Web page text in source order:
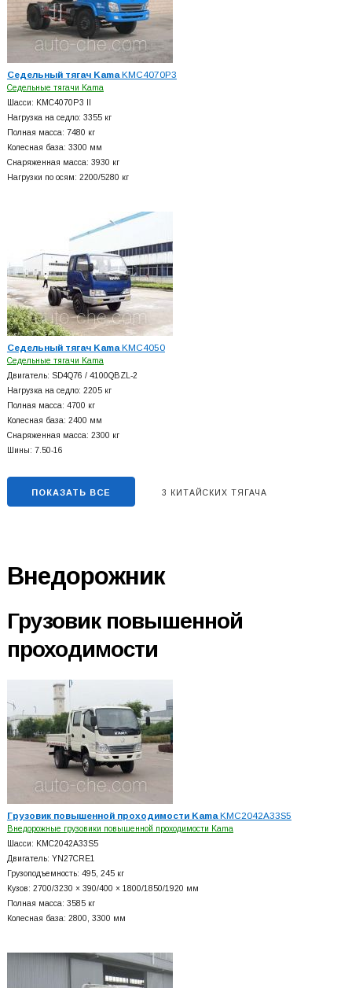
Седельный тягач KamaKMC4070P3
Седельные тягачи Kama
Шасси: KMC4070P3 II
Нагрузка на седло: 3355 кг
Полная масса: 7480 кг
Колесная база: 3300 мм
Снаряженная масса: 3930 кг
Нагрузки по осям: 2200/5280 кг
Седельный тягач KamaKMC4050
Седельные тягачи Kama
Двигатель: SD4Q76 / 4100QBZL-2
Нагрузка на седло: 2205 кг
Полная масса: 4700 кг
Колесная база: 2400 мм
Снаряженная масса: 2300 кг
Шины: 7.50-16
ПОКАЗАТЬ ВСЕ 3 КИТАЙСКИХ ТЯГАЧА
Внедорожник
Грузовик повышенной
проходимости
Грузовик повышенной проходимости KamaKMC2042A33S5
Внедорожные грузовики повышенной проходимости Kama
Шасси: KMC2042A33S5
Двигатель: YN27CRE1
Грузоподъемность: 495, 245 кг
Кузов: 2700/3230 × 390/400 × 1800/1850/1920 мм
Полная масса: 3585 кг
Колесная база: 2800, 3300 мм